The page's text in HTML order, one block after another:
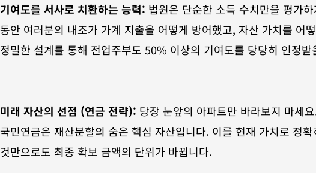
기여도를 서사로 치환하는 능력: 법원은 단순한 소득 수치만을 평가
동안 여러분의 내조가 가계 지출을 어떻게 방어했고, 자산 가치를 어
정밀한 설계를 통해 전업주부도 50% 이상의 기여도를 당당히 인정받
미래 자산의 선점 (연금 전략): 당장 눈앞의 아파트만 바라보지 마세
국민연금은 재산분할의 숨은 핵심 자산입니다. 이를 현재 가치로 정
것만으로도 최종 확보 금액의 단위가 바뀝니다.